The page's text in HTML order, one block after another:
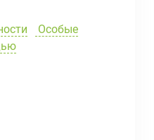
Особые